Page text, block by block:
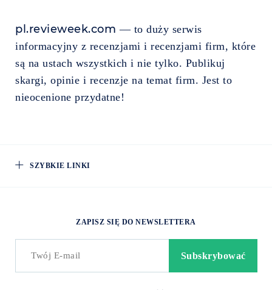
pl.revieweek.com — to duży serwis
informacyjny z recenzjami i recenzjami firm, które
są na ustach wszystkich i nie tylko. Publikuj
skargi, opinie i recenzje na temat firm. Jest to
nieocenione przydatne!
SZYBKIE LINKI
ZAPISZ SIĘ DO NEWSLETTERA